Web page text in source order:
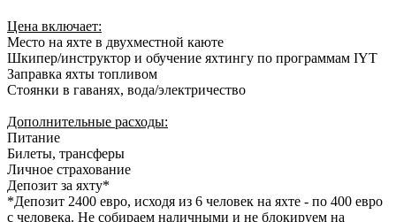
Цена включает:
Место на яхте в двухместной каюте
Шкипер/инструктор и обучение яхтингу по программам IYT
Заправка яхты топливом
Стоянки в гаванях, вода/электричество
Дополнительные расходы:
Питание
Билеты, трансферы
Личное страхование
Депозит за яхту*
*Депозит 2400 евро, исходя из 6 человек на яхте - по 400 евро
с человека. Не собираем наличными и не блокируем на